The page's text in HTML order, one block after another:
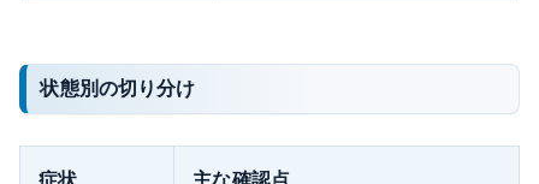
状態別の切り分け